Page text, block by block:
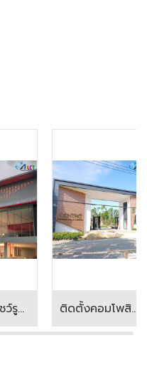
คอมโพสิตโชว์รูมรถยนต์ ติดตั้งคอมโพสิตหมู่บ้านจัดสรร